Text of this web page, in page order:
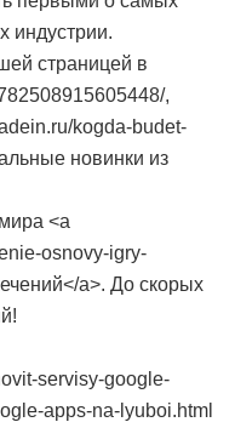
индустрии.
страницей в
,
kogda-budet-
новинки из
<a
osnovy-igry-
a>. До скорых
servisy-google-
apps-na-lyuboi.html